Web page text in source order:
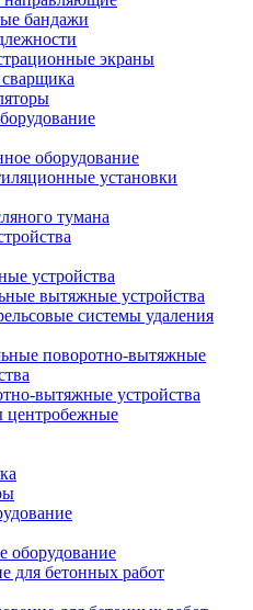
бандажи
экраны
оборудование
установки
тумана
устройства
вытяжные устройства
системы удаления
поворотно-вытяжные
вытяжные устройства
центробежные
оборудование
для бетонных работ